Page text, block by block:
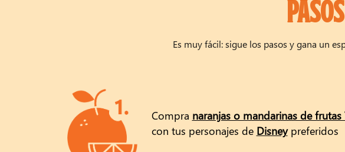
Es muy fácil: sigue los pasos y gana un
Compra naranjas o mandarinas de frutas
con tus personajes de Disneypreferidos